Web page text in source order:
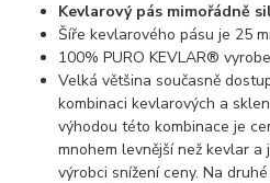
Kevlarový pás mimořádně
Šíře kevlarového pásu je 25
100% PURO KEVLAR®
Velká většina současně
kombinaci kevlarových a
výhodou této kombinace je
mnohem levnější než kevlar a
výrobci snížení ceny. Na